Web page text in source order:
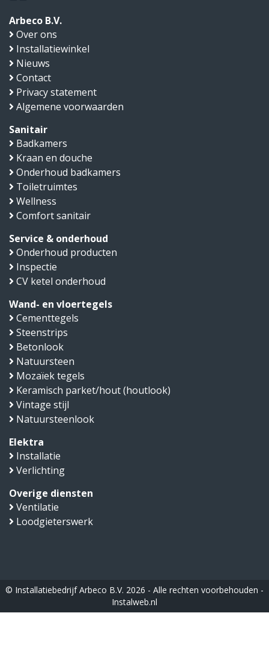
Arbeco B.V.
Over ons
Installatiewinkel
Nieuws
Contact
Privacy statement
Algemene voorwaarden
Sanitair
Badkamers
Kraan en douche
Onderhoud badkamers
Toiletruimtes
Wellness
Comfort sanitair
Service & onderhoud
Onderhoud producten
Inspectie
CV ketel onderhoud
Wand- en vloertegels
Cementtegels
Steenstrips
Betonlook
Natuursteen
Mozaïek tegels
Keramisch parket/hout (houtlook)
Vintage stijl
Natuursteenlook
Elektra
Installatie
Verlichting
Overige diensten
Ventilatie
Loodgieterswerk
© Installatiebedrijf Arbeco B.V. 2026 - Alle rechten voorbehouden -
Instalweb.nl